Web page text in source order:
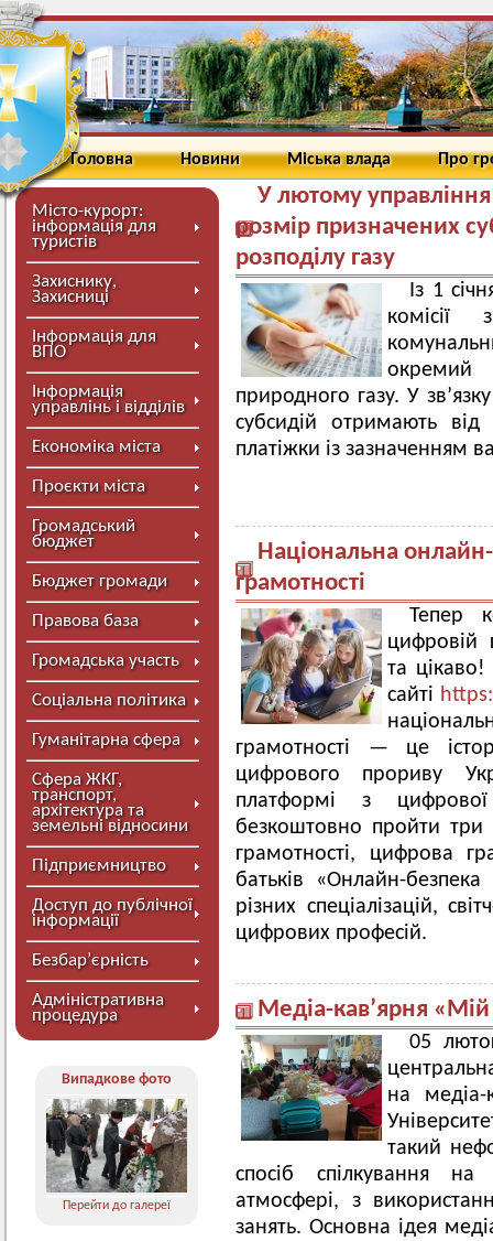
Головна Новини Міська влада Про
Місто-курорт:
інформація для
туристів
Захиснику,
Захисниці
Інформація для
ВПО
Інформація
управлінь і відділів
Економіка міста
Проєкти міста
Громадський
бюджет
Бюджет громади
Правова база
Громадська участь
Соціальна політика
Гуманітарна сфера
Сфера ЖКГ,
транспорт,
архітектура та
земельні відносини
Підприємництво
Доступ до публічної
інформації
Безбар’єрність
Адміністративна
процедура
Випадкове фото
Перейти до галереї
У лютому
розмір призначених
розподілу газу
Із 1
комісії
окремий
природного газу. У
субсидій отримають від
платіжки із зазначенням
Національна
грамотності
Тепер
цифровій
та
сайті
грамотності — це
цифрового прориву
платформі з цифрової
безкоштовно пройти три
грамотності, цифрова
батьків «Онлайн-
різних спеціалізацій,
цифрових професій.
Медіа-кав’ярня
05
на медіа-
такий
спосіб спілкування
атмосфері, з
занять. Основна ідея